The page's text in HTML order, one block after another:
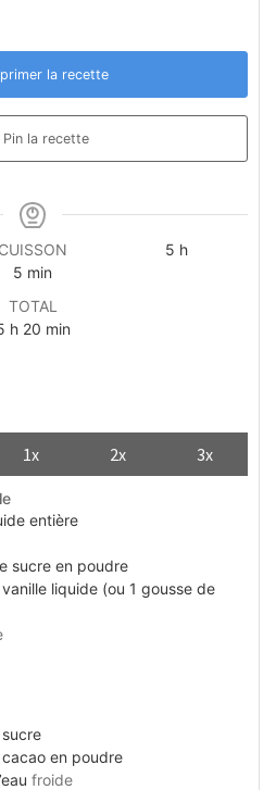
la recette
Pin la recette
CUISSON
5 minutes
min
5heures
h
TOTAL
heures
h 20minutes
min
1x 2x 3x
entière
sucre en poudre
liquide (ou 1 gousse de
en poudre
froide